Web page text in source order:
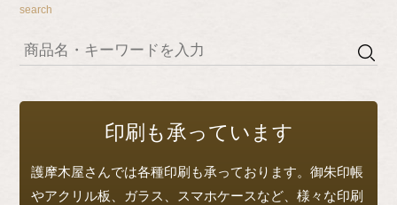
search
印刷も承っています
護摩木屋さんでは各種印刷も承っております。御朱印帳
やアクリル板、ガラス、スマホケースなど、様々な印刷